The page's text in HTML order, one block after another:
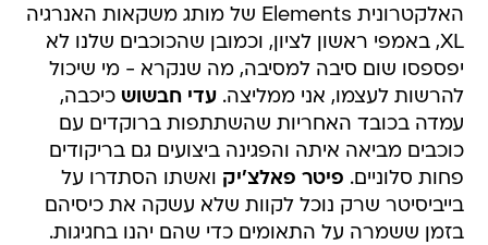
האלקטרונית Elements של מותג משקאות האנרגיה
XL, באמפי ראשון לציון, וכמובן שהכוכבים שלנו לא
יפספסו שום סיבה למסיבה, מה שנקרא - מי שיכול
להרשות לעצמו, אני ממליצה.עדי חבשוש כיכבה,
עמדה בכובד האחריות שהשתתפות ברוקדים עם
כוכבים מביאה איתה והפגינה ביצועים גם בריקודים
פחות סלוניים. פיטר פאלצ'יק ואשתו הסתדרו על
בייביסיטר שרק נוכל לקוות שלא עשקה את כיסיהם
בזמן ששמרה על התאומים כדי שהם יהנו בחגיגות.